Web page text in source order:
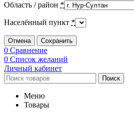
Область / район *
Населённый пункт *
Отмена Сохранить
0 Сравнение
0 Список желаний
Личный кабинет
Поиск
Меню
Товары